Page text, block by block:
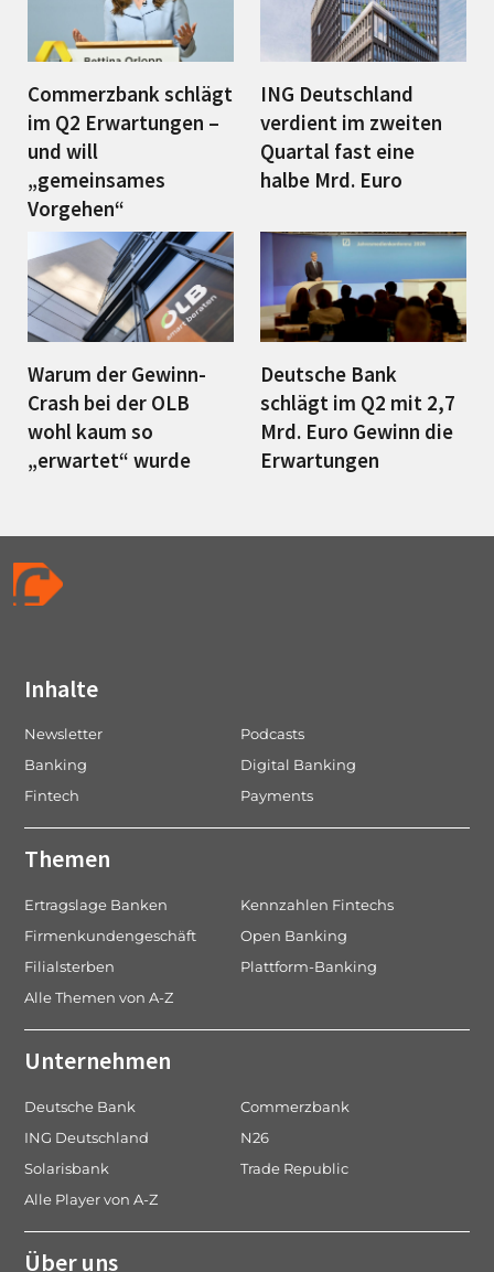
Commerzbank schlägt
im Q2 Erwartungen –
und will
„gemeinsames
Vorgehen“
ING Deutschland
verdient im zweiten
Quartal fast eine
halbe Mrd. Euro
Warum der Gewinn-
Crash bei der OLB
wohl kaum so
„erwartet“ wurde
Deutsche Bank
schlägt im Q2 mit 2,7
Mrd. Euro Gewinn die
Erwartungen
Inhalte
Newsletter
Podcasts
Banking
Digital Banking
Fintech
Payments
Themen
Ertragslage Banken
Kennzahlen Fintechs
Firmenkundengeschäft
Open Banking
Filialsterben
Plattform-Banking
Alle Themen von A-Z
Unternehmen
Deutsche Bank
Commerzbank
ING Deutschland
N26
Solarisbank
Trade Republic
Alle Player von A-Z
Über uns